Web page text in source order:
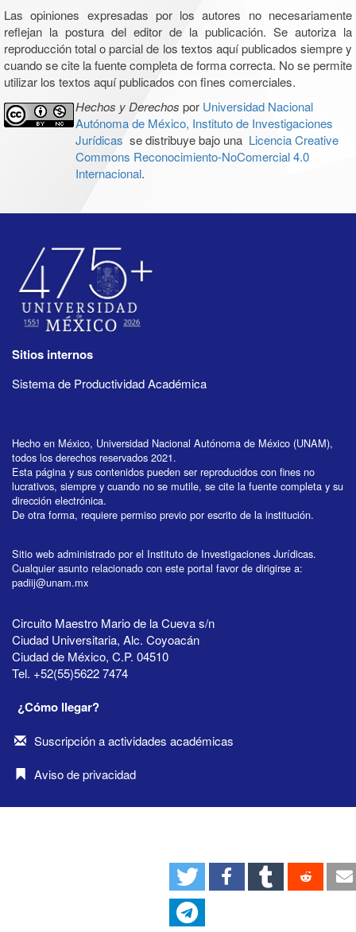
Las opiniones expresadas por los autores no necesariamente
reflejan la postura del editor de la publicación. Se autoriza la
reproducción total o parcial de los textos aquí publicados siempre y
cuando se cite la fuente completa de forma correcta. No se permite
utilizar los textos aquí publicados con fines comerciales.
Hechos y Derechos por Universidad Nacional
Autónoma de México, Instituto de Investigaciones
Jurídicas se distribuye bajo una Licencia Creative
Commons Reconocimiento-NoComercial 4.0
Internacional.
Sitios internos
Sistema de Productividad Académica
Hecho en México, Universidad Nacional Autónoma de México (UNAM),
todos los derechos reservados 2021.
Esta página y sus contenidos pueden ser reproducidos con fines no
lucrativos, siempre y cuando no se mutile, se cite la fuente completa y su
dirección electrónica.
De otra forma, requiere permiso previo por escrito de la institución.
Sitio web administrado por el Instituto de Investigaciones Jurídicas.
Cualquier asunto relacionado con este portal favor de dirigirse a:
padiij@unam.mx
Circuito Maestro Mario de la Cueva s/n
Ciudad Universitaria, Alc. Coyoacán
Ciudad de México, C.P. 04510
Tel. +52(55)5622 7474
¿Cómo llegar?
Suscripción a actividades académicas
Aviso de privacidad